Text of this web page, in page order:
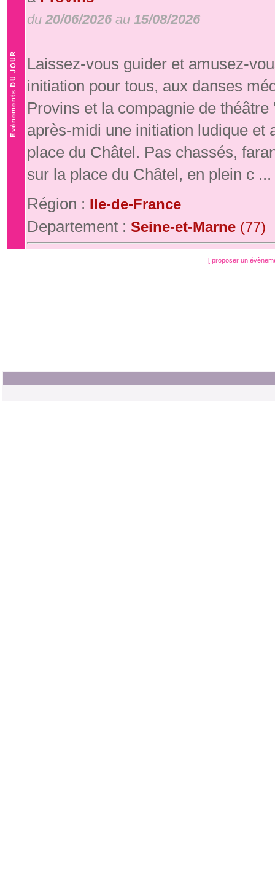
du 20/06/2026 au 15/08/2026
Laissez-vous guider et amusez-
initiation pour tous, aux danses
Provins et la compagnie de
après-midi une initiation ludique et
place du Châtel. Pas chassés,
sur la place du Châtel, en plein c ...
Région : Ile-de-France
Departement : Seine-et-Marne (77)
[ proposer un